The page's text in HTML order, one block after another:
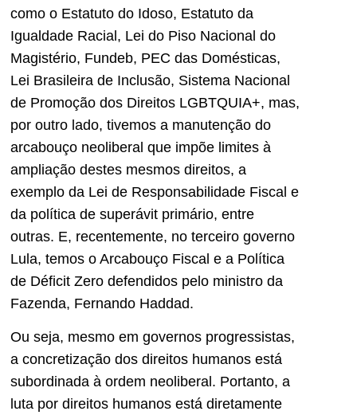
como o Estatuto do Idoso, Estatuto da
Igualdade Racial, Lei do Piso Nacional do
Magistério, Fundeb, PEC das Domésticas,
Lei Brasileira de Inclusão, Sistema Nacional
de Promoção dos Direitos LGBTQUIA+, mas,
por outro lado, tivemos a manutenção do
arcabouço neoliberal que impõe limites à
ampliação destes mesmos direitos, a
exemplo da Lei de Responsabilidade Fiscal e
da política de superávit primário, entre
outras. E, recentemente, no terceiro governo
Lula, temos o Arcabouço Fiscal e a Política
de Déficit Zero defendidos pelo ministro da
Fazenda, Fernando Haddad.
Ou seja, mesmo em governos progressistas,
a concretização dos direitos humanos está
subordinada à ordem neoliberal. Portanto, a
luta por direitos humanos está diretamente